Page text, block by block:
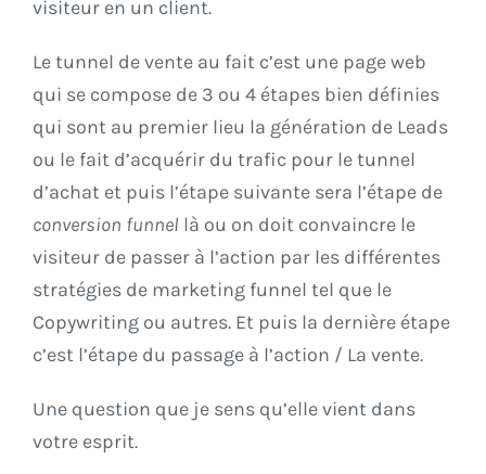
visiteur en un client.
Le tunnel de vente au fait c’est une page web
qui se compose de 3 ou 4 étapes bien définies
qui sont au premier lieu la génération de Leads
ou le fait d’acquérir du trafic pour le tunnel
d’achat et puis l’étape suivante sera l’étape de
conversion funnel là ou on doit convaincre le
visiteur de passer à l’action par les différentes
stratégies de marketing funnel tel que le
Copywriting ou autres. Et puis la dernière étape
c’est l’étape du passage à l’action / La vente.
Une question que je sens qu’elle vient dans
votre esprit.